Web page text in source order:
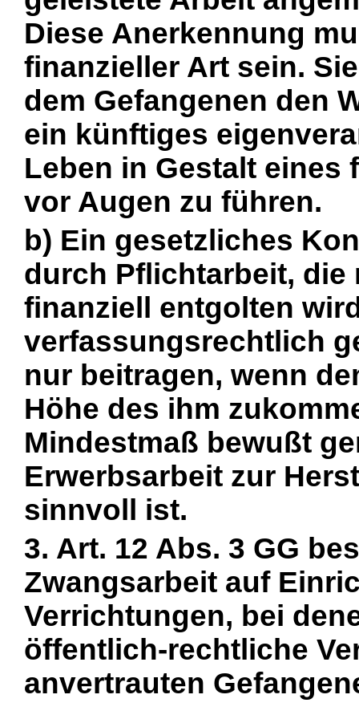
Diese Anerkennung
finanzieller Art sein.
dem Gefangenen den
ein künftiges
Leben in Gestalt eines
vor Augen zu führen.
b) Ein gesetzliches
durch Pflichtarbeit,
finanziell entgolten
verfassungsrechtlich
nur beitragen, wenn
Höhe des ihm
Mindestmaß bewußt
Erwerbsarbeit zur
sinnvoll ist.
3. Art. 12 Abs. 3 GG
Zwangsarbeit auf
Verrichtungen, bei
öffentlich-rechtliche
anvertrauten